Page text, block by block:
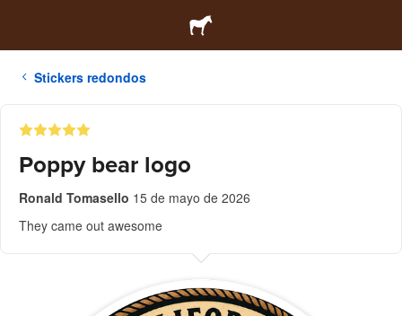
Stickers redondos
Poppy bear logo
Ronald Tomasello 15 de mayo de 2026
They came out awesome